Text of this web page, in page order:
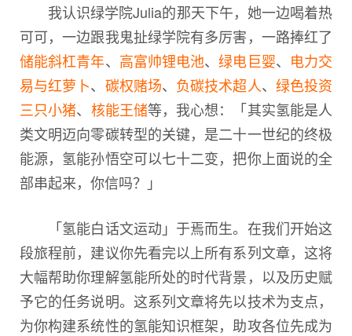
我认识绿学院Julia的那天下午，她一边喝着热
可可，一边跟我鬼扯绿学院有多厉害，一路捧红了
储能斜杠青年、 高富帅锂电池、绿电巨婴、 电力交
易与红萝卜、 碳权赌场、 负碳技术超人、 绿色投资
三只小猪、 核能王储等，我心想：「其实氢能是人
类文明迈向零碳转型的关键，是二十一世纪的终极
能源，氢能孙悟空可以七十二变，把你上面说的全
部串起来，你信吗？」
「氢能白话文运动」于焉而生。在我们开始这
段旅程前，建议你先看完以上所有系列文章，这将
大幅帮助你理解氢能所处的时代背景，以及历史赋
予它的任务说明。这系列文章将先以技术为支点，
为你构建系统性的氢能知识框架，助攻各位先成为